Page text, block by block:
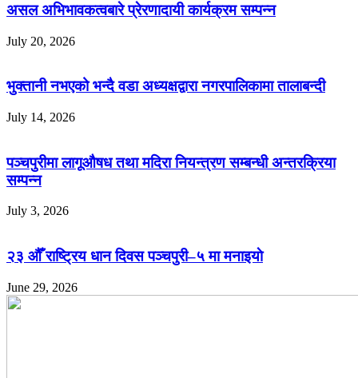
असल अभिभावकत्वबारे प्रेरणादायी कार्यक्रम सम्पन्न
July 20, 2026
भुक्तानी नभएको भन्दै वडा अध्यक्षद्वारा नगरपालिकामा तालाबन्दी
July 14, 2026
पञ्चपुरीमा लागूऔषध तथा मदिरा नियन्त्रण सम्बन्धी अन्तरक्रिया
सम्पन्न
July 3, 2026
२३ औँ राष्ट्रिय धान दिवस पञ्चपुरी–५ मा मनाइयाे
June 29, 2026